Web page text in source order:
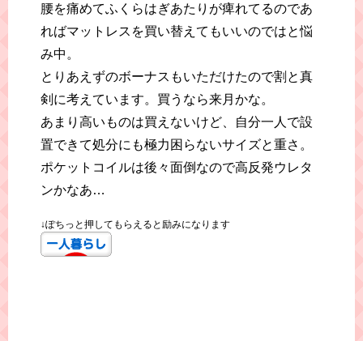
腰を痛めてふくらはぎあたりが痺れてるのであ
ればマットレスを買い替えてもいいのではと悩
み中。
とりあえずのボーナスもいただけたので割と真
剣に考えています。買うなら来月かな。
あまり高いものは買えないけど、自分一人で設
置できて処分にも極力困らないサイズと重さ。
ポケットコイルは後々面倒なので高反発ウレタ
ンかなあ…
↓ぽちっと押してもらえると励みになります